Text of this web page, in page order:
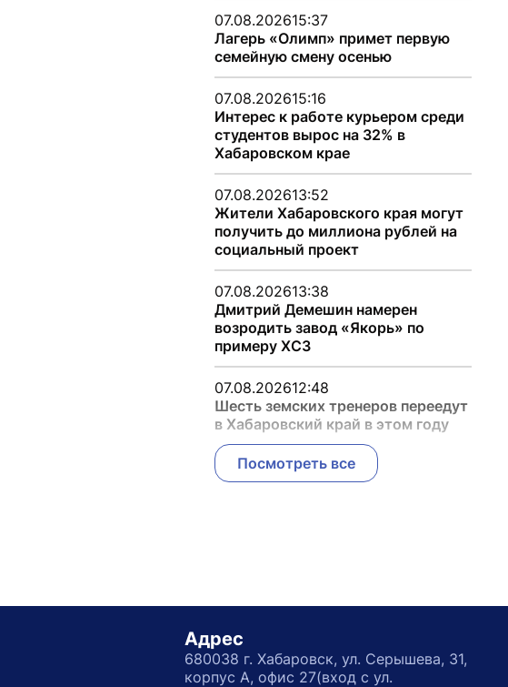
07.08.202615:37
Лагерь «Олимп» примет первую
семейную смену осенью
07.08.202615:16
Интерес к работе курьером среди
студентов вырос на 32% в
Хабаровском крае
07.08.202613:52
Жители Хабаровского края могут
получить до миллиона рублей на
социальный проект
07.08.202613:38
Дмитрий Демешин намерен
возродить завод «Якорь» по
примеру ХСЗ
07.08.202612:48
Шесть земских тренеров переедут
в Хабаровский край в этом году
Посмотреть все
Адрес
680038 г. Хабаровск, ул. Серышева, 31,
корпус А, офис 27(вход с ул.